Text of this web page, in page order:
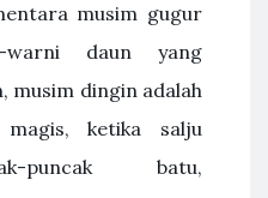
musim gugur
warni daun yang
musim dingin adalah
ketika salju
puncak batu,